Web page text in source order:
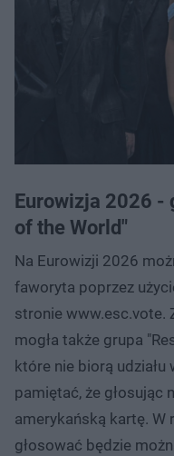
Eurowizja 2026 -
of the World"
Na Eurowizji 2026
faworyta poprzez
stronie www.esc.vote.
mogła także grupa
które nie biorą udziału
pamiętać, że głosując
amerykańską kartę. W
głosować będzie